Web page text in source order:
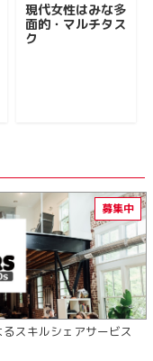
現代女性はみな多
面的・マルチタス
ク
スキルシェアサービス